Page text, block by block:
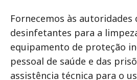
Fornecemos às autoridades
desinfetantes para a
equipamento de proteção
pessoal de saúde e das
assistência técnica para o